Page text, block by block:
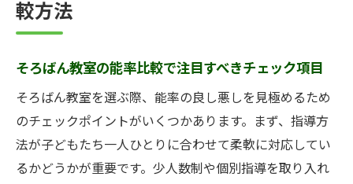
較方法
そろばん教室の能率比較で注目すべきチェック項目
そろばん教室を選ぶ際、能率の良し悪しを見極めるため
のチェックポイントがいくつかあります。まず、指導方
法が子どもたち一人ひとりに合わせて柔軟に対応してい
るかどうかが重要です。少人数制や個別指導を取り入れ